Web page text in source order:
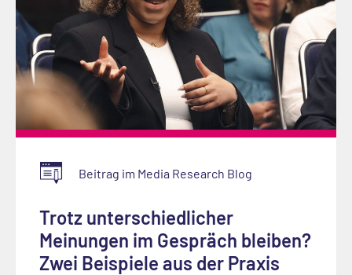
Beitrag im Media Research Blog
Trotz unterschiedlicher
Meinungen im Gespräch bleiben?
Zwei Beispiele aus der Praxis